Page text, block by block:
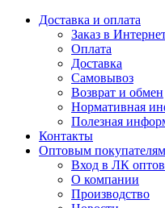
Доставка и оплата
Заказ в
Оплата
Доставка
Самовывоз
Возврат и обмен
Нормативная
Полезная
Контакты
Оптовым покупателям
Вход в ЛК
О компании
Производство